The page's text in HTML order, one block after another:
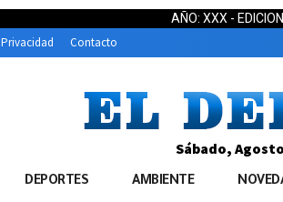
AÑO: XXX -
Contacto
Sábado,
DEPORTES AMBIENTE